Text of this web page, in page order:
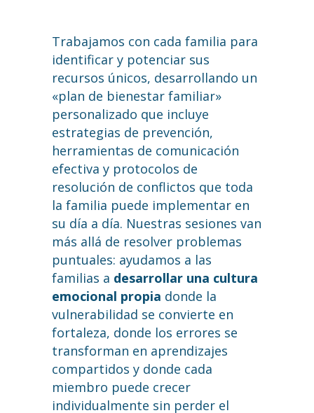
Trabajamos con cada familia para
identificar y potenciar sus
recursos únicos, desarrollando un
«plan de bienestar familiar»
personalizado que incluye
estrategias de prevención,
herramientas de comunicación
efectiva y protocolos de
resolución de conflictos que toda
la familia puede implementar en
su día a día. Nuestras sesiones van
más allá de resolver problemas
puntuales: ayudamos a las
familias a desarrollar una cultura
emocional propia donde la
vulnerabilidad se convierte en
fortaleza, donde los errores se
transforman en aprendizajes
compartidos y donde cada
miembro puede crecer
individualmente sin perder el